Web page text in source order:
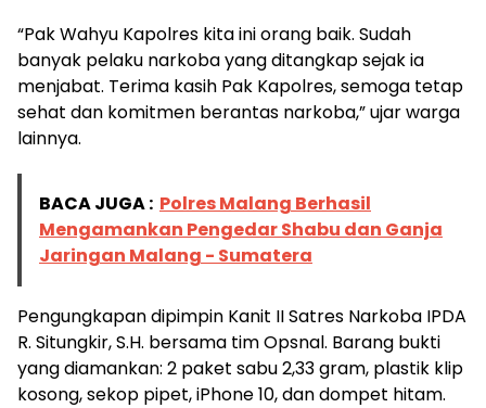
“Pak Wahyu Kapolres kita ini orang baik. Sudah
banyak pelaku narkoba yang ditangkap sejak ia
menjabat. Terima kasih Pak Kapolres, semoga tetap
sehat dan komitmen berantas narkoba,” ujar warga
lainnya.
BACA JUGA : Polres Malang Berhasil
Mengamankan Pengedar Shabu dan Ganja
Jaringan Malang - Sumatera
Pengungkapan dipimpin Kanit II Satres Narkoba IPDA
R. Situngkir, S.H. bersama tim Opsnal. Barang bukti
yang diamankan: 2 paket sabu 2,33 gram, plastik klip
kosong, sekop pipet, iPhone 10, dan dompet hitam.